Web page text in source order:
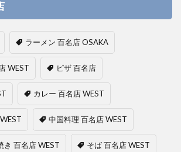
ラーメン 百名店 OSAKA
WEST ピザ 百名店
カレー 百名店 WEST
中国料理 百名店 WEST
き 百名店 WEST そば 百名店 WEST